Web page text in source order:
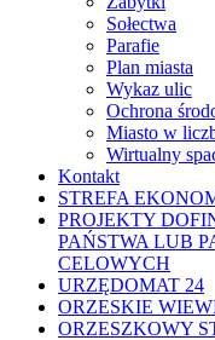
Sołectwa
Parafie
Plan miasta
Wykaz ulic
Ochrona
Miasto w
Wirtualny
Kontakt
STREFA
PROJEKTY
PAŃSTWA LUB
CELOWYCH
URZĘDOMAT 24
ORZESKIE
ORZESZKOWY